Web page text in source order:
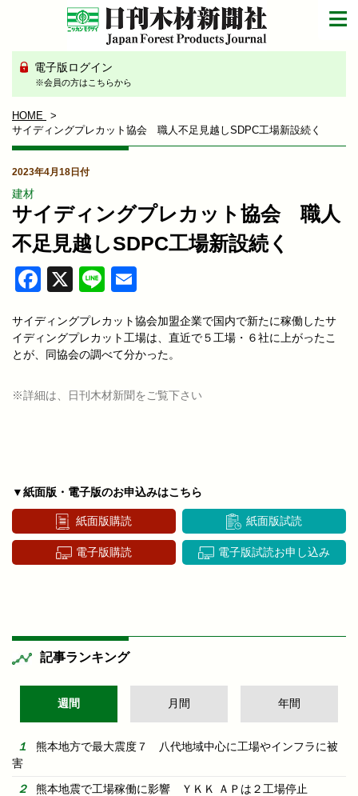
電子版ログイン
※会員の方はこちらから
HOME
サイディングプレカット協会 職人不足見越しSDPC工場新設続く
2023年4月18日付
建材
サイディングプレカット協会 職人
不足見越しSDPC工場新設続く
Facebook
X Line
サイディングプレカット協会加盟企業で国内で新たに稼働したサ
イディングプレカット工場は、直近で５工場・６社に上がったこ
とが、同協会の調べて分かった。
※詳細は、日刊木材新聞をご覧下さい
▼紙面版・電子版のお申込みはこちら
紙面版購読 紙面版試読
電子版購読 電子版試読お申し込み
記事ランキング
週間 月間 年間
熊本地方で最大震度７ 八代地域中心に工場やインフラに被
害
熊本地震で工場稼働に影響 ＹＫＫ ＡＰは２工場停止